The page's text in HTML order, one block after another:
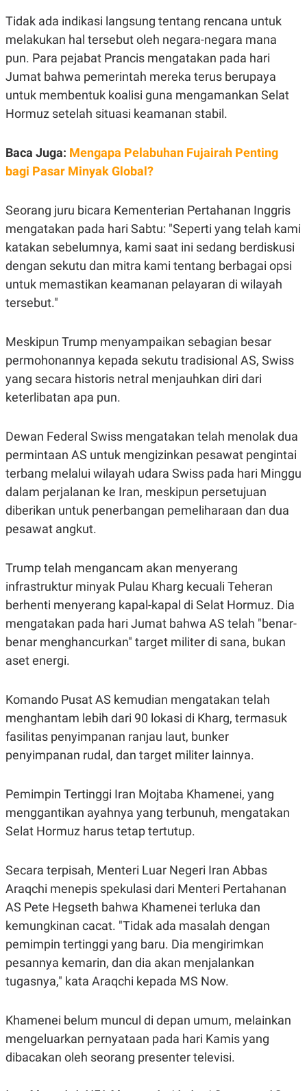
SITEMAPPROFILETERM
USE
PEDOMAN
PEMBERITAAN
SIBER
PRIVACY
Tidak ada indikasi langsung tentang rencana untuk
melakukan hal tersebut oleh negara-negara mana
pun. Para pejabat Prancis mengatakan pada hari
Jumat bahwa pemerintah mereka terus berupaya
untuk membentuk koalisi guna mengamankan Selat
Hormuz setelah situasi keamanan stabil.
Baca Juga: Mengapa Pelabuhan Fujairah Penting
bagi Pasar Minyak Global?
Seorang juru bicara Kementerian Pertahanan Inggris
mengatakan pada hari Sabtu: "Seperti yang telah kami
katakan sebelumnya, kami saat ini sedang berdiskusi
dengan sekutu dan mitra kami tentang berbagai opsi
untuk memastikan keamanan pelayaran di wilayah
tersebut."
Meskipun Trump menyampaikan sebagian besar
permohonannya kepada sekutu tradisional AS, Swiss
yang secara historis netral menjauhkan diri dari
keterlibatan apa pun.
Dewan Federal Swiss mengatakan telah menolak dua
permintaan AS untuk mengizinkan pesawat pengintai
terbang melalui wilayah udara Swiss pada hari Minggu
dalam perjalanan ke Iran, meskipun persetujuan
diberikan untuk penerbangan pemeliharaan dan dua
pesawat angkut.
Trump telah mengancam akan menyerang
infrastruktur minyak Pulau Kharg kecuali Teheran
berhenti menyerang kapal-kapal di Selat Hormuz. Dia
mengatakan pada hari Jumat bahwa AS telah "benar-
benar menghancurkan" target militer di sana, bukan
aset energi.
Komando Pusat AS kemudian mengatakan telah
menghantam lebih dari 90 lokasi di Kharg, termasuk
fasilitas penyimpanan ranjau laut, bunker
penyimpanan rudal, dan target militer lainnya.
Pemimpin Tertinggi Iran Mojtaba Khamenei, yang
menggantikan ayahnya yang terbunuh, mengatakan
Selat Hormuz harus tetap tertutup.
Secara terpisah, Menteri Luar Negeri Iran Abbas
Araqchi menepis spekulasi dari Menteri Pertahanan
AS Pete Hegseth bahwa Khamenei terluka dan
kemungkinan cacat. "Tidak ada masalah dengan
pemimpin tertinggi yang baru. Dia mengirimkan
pesannya kemarin, dan dia akan menjalankan
tugasnya," kata Araqchi kepada MS Now.
Khamenei belum muncul di depan umum, melainkan
mengeluarkan pernyataan pada hari Kamis yang
dibacakan oleh seorang presenter televisi.